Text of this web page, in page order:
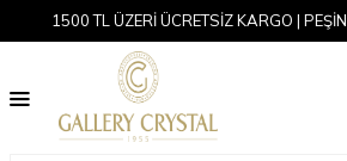
1500 TL ÜZERİ ÜCRETSİZ KARGO |